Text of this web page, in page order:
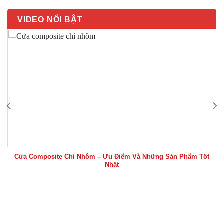
VIDEO NỔI BẬT
Cửa Composite Chỉ Nhôm – Ưu Điểm Và Những Sản Phẩm Tốt
Nhất